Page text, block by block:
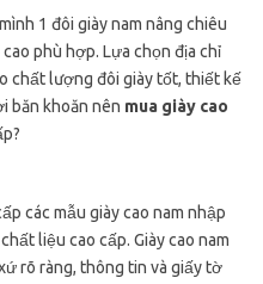
1 đôi giày nam nâng chiêu
phù hợp. Lựa chọn địa chỉ
chất lượng đôi giày tốt, thiết kế
băn khoăn nên mua giày cao
các mẫu giày cao nam nhập
liệu cao cấp. Giày cao nam
rõ ràng, thông tin và giấy tờ